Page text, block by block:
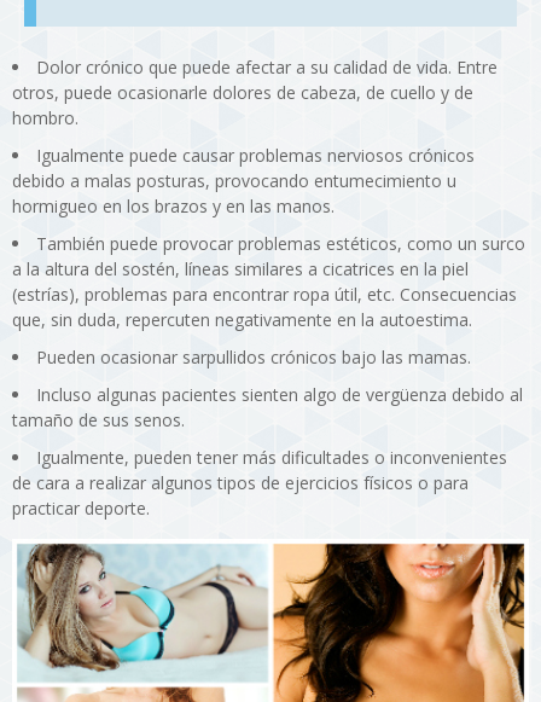
Dolor crónico que puede afectar a su calidad de vida. Entre
otros, puede ocasionarle dolores de cabeza, de cuello y de
hombro.
Igualmente puede causar problemas nerviosos crónicos
debido a malas posturas, provocando entumecimiento u
hormigueo en los brazos y en las manos.
También puede provocar problemas estéticos, como un surco
a la altura del sostén, líneas similares a cicatrices en la piel
(estrías), problemas para encontrar ropa útil, etc. Consecuencias
que, sin duda, repercuten negativamente en la autoestima.
Pueden ocasionar sarpullidos crónicos bajo las mamas.
Incluso algunas pacientes sienten algo de vergüenza debido al
tamaño de sus senos.
Igualmente, pueden tener más dificultades o inconvenientes
de cara a realizar algunos tipos de ejercicios físicos o para
practicar deporte.